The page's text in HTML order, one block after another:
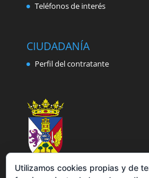
Teléfonos de interés
CIUDADANÍA
Perfil del contratante
Utilizamos cookies propias y de